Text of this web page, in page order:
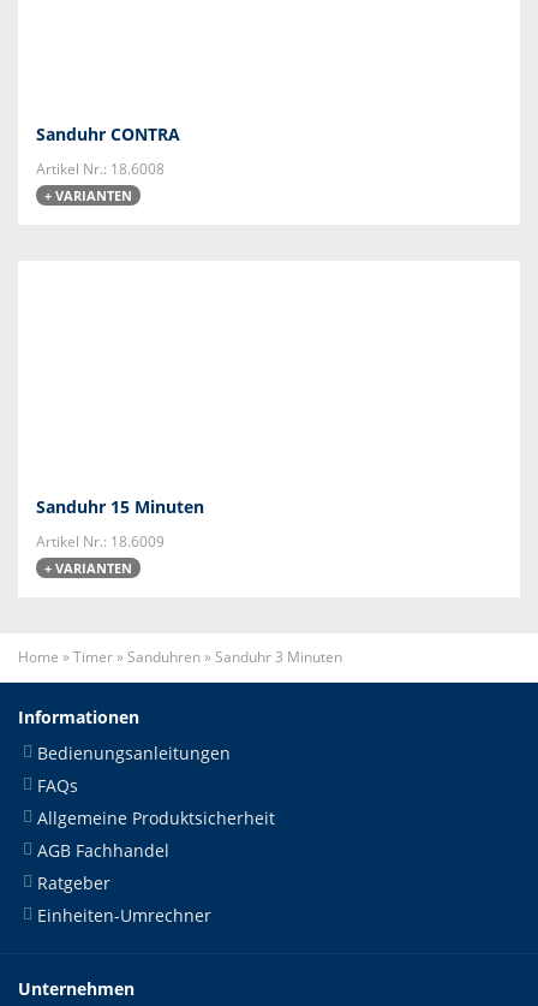
Sanduhr CONTRA
Artikel Nr.: 18.6008
+ VARIANTEN
Sanduhr 15 Minuten
Artikel Nr.: 18.6009
+ VARIANTEN
Home »Timer»Sanduhren»Sanduhr 3 Minuten
Informationen
Bedienungsanleitungen
FAQs
Allgemeine Produktsicherheit
AGB Fachhandel
Ratgeber
Einheiten-Umrechner
Unternehmen